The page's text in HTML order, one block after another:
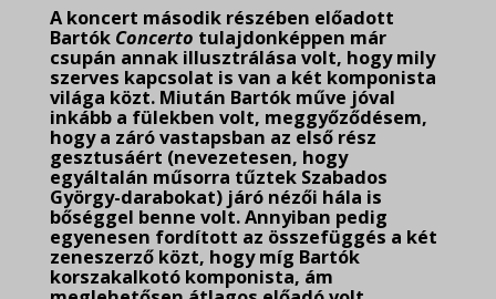
A koncert második részében előadott
Bartók Concerto tulajdonképpen már
csupán annak illusztrálása volt, hogy mily
szerves kapcsolat is van a két komponista
világa közt. Miután Bartók műve jóval
inkább a fülekben volt, meggyőződésem,
hogy a záró vastapsban az első rész
gesztusáért (nevezetesen, hogy
egyáltalán műsorra tűztek Szabados
György-darabokat) járó nézői hála is
bőséggel benne volt. Annyiban pedig
egyenesen fordított az összefüggés a két
zeneszerző közt, hogy míg Bartók
korszakalkotó komponista, ám